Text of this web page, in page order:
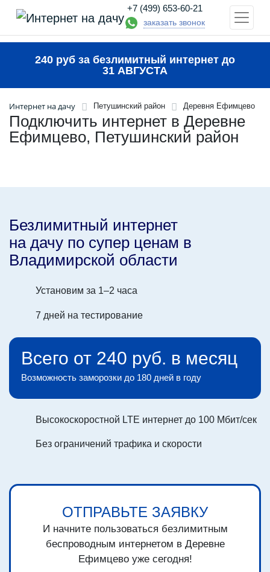
+7 (499) 653-60-21
заказать звонок
240 руб за безлимитный интернет до
31 АВГУСТА
Интернет на дачу Петушинский район Деревня Ефимцево
Подключить интернет в Деревне
Ефимцево, Петушинский район
Безлимитный интернет
на дачу по супер ценам в
Владимирской области
Установим за 1–2 часа
7 дней на тестирование
Всего от 240 руб. в месяц
Возможность заморозки до 180 дней в году
Высокоскоростной LTE интернет до 100 Мбит/сек
Без ограничений трафика и скорости
ОТПРАВЬТЕ ЗАЯВКУ
И начните пользоваться безлимитным
беспроводным интернетом в Деревне
Ефимцево уже сегодня!